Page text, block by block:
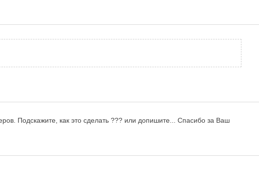
Подскажите, как это сделать ??? или допишите... Спасибо за Ваш